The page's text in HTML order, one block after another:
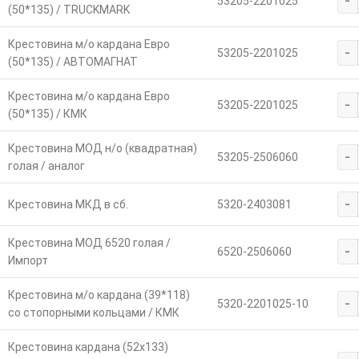
(50*135) / TRUCKMARK
Крестовина м/о кардана Евро
(50*135) / АВТОМАГНАТ
53205-2201025 -
Крестовина м/о кардана Евро
(50*135) / КМК
53205-2201025 -
Крестовина МОД н/о (квадратная)
голая / аналог
53205-2506060 -
Крестовина МКД в сб. 5320-2403081 -
Крестовина МОД 6520 голая /
Импорт
6520-2506060 -
Крестовина м/о кардана (39*118)
со стопорными кольцами / КМК
5320-2201025-10 -
Крестовина кардана (52х133)